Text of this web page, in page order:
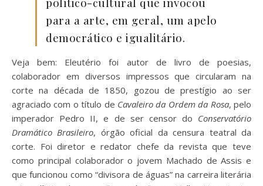
para a arte, em geral, um apelo
democrático e igualitário.
Veja bem: Eleutério foi autor de livro de poesias,
colaborador em diversos impressos que circularam na
corte na década de 1850, gozou de prestígio ao ser
agraciado com o título de Cavaleiro da Ordem da Rosa, pelo
imperador Pedro II, e de ser censor do Conservatório
Dramático Brasileiro, órgão oficial da censura teatral da
corte. Foi diretor e redator chefe da revista que teve
como principal colaborador o jovem Machado de Assis e
que funcionou como “divisora de águas” na carreira literária